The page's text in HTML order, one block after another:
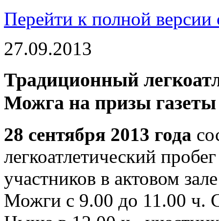
Перейти к полной версии
27.09.2013
Традиционный
Можга на призы
28 сентября 2013 года
легкоатлетический
участников в актовом
Можги с 9.00 до 11.00 ч.